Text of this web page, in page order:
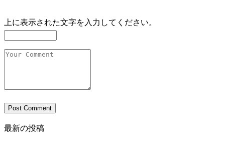
上に表示された文字を入力してください。
最新の投稿